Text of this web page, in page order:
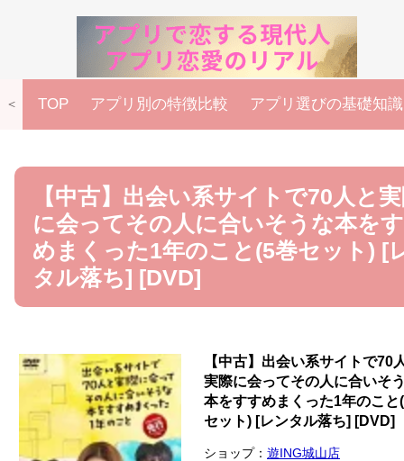
TOP アプリ別の特徴比較 アプリ選びの基礎知識
＜
【中古】出会い系サイトで70人と
に会ってその人に合いそうな本を
めまくった1年のこと(5巻セット) [
タル落ち] [DVD]
【中古】出会い系サイトで70
実際に会ってその人に合いそ
本をすすめまくった1年のこと
セット) [レンタル落ち] [DVD]
ショップ： 遊ING城山店